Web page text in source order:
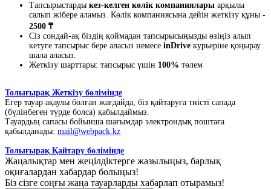
Тапсырыстарды кез-келген көлік компаниялары арқылы
салып жібере аламыз. Көлік компаниясына дейін жеткізу құны -
2500 ₸
Сіз сондай-ақ біздің қоймадан тапсырысыңызды өзіңіз алып
кетуге тапсырыс бере аласыз немесе inDrive курьеріне қоңырау
шала аласыз.
Жеткізу шарттары: тапсырыс үшін 100% төлем
Толығырақ Жеткізу бөлімінде
Егер тауар ақаулы болған жағдайда, біз қайтаруға тиісті сапада
(бүлінбеген түрде болса) қабылдаймыз.
Тауардың сапасы бойынша шағымдар электрондық поштаға
қабылданады: mail@webpack.kz
Толығырақ Қайтару бөлімінде
Жаңалықтар мен жеңілдіктерге жазылыңыз, барлық
оқиғалардан хабардар болыңыз!
Біз сізге соңғы жаңа тауарларды хабарлап отырамыз!